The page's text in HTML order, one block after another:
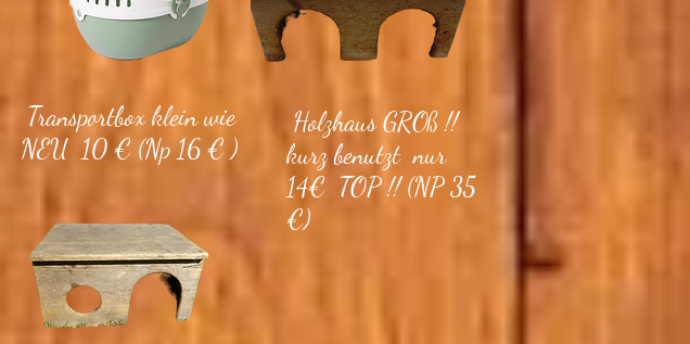
Transportbox klein wie
NEU 10 € (Np 16 € )
Holzhaus GROß !!
kurz benutzt nur
14€ TOP !! (NP 35
€)